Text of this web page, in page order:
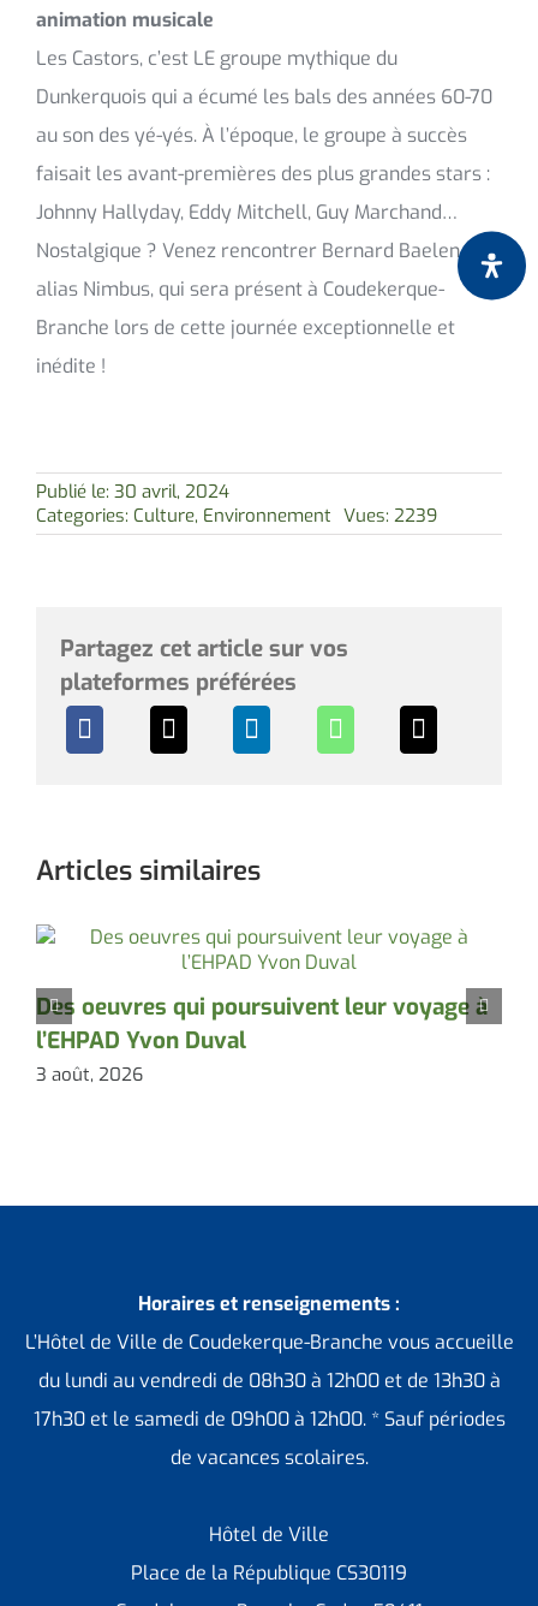
animation musicale
Les Castors, c’est LE groupe mythique du
Dunkerquois qui a écumé les bals des années 60-70
au son des yé-yés. À l’époque, le groupe à succès
faisait les avant-premières des plus grandes stars :
Johnny Hallyday, Eddy Mitchell, Guy Marchand…
Nostalgique ? Venez rencontrer Bernard Baelen,
alias Nimbus, qui sera présent à Coudekerque-
Branche lors de cette journée exceptionnelle et
inédite !
Publié le: 30 avril, 2024
Categories: Culture, Environnement Vues: 2239
Partagez cet article sur vos
plateformes préférées
Articles similaires
Des oeuvres qui poursuivent leur voyage à
l’EHPAD Yvon Duval
3 août, 2026
Horaires et renseignements :
L’Hôtel de Ville de Coudekerque-Branche vous accueille
du lundi au vendredi de 08h30 à 12h00 et de 13h30 à
17h30 et le samedi de 09h00 à 12h00. * Sauf périodes
de vacances scolaires.
Hôtel de Ville
Place de la République CS30119